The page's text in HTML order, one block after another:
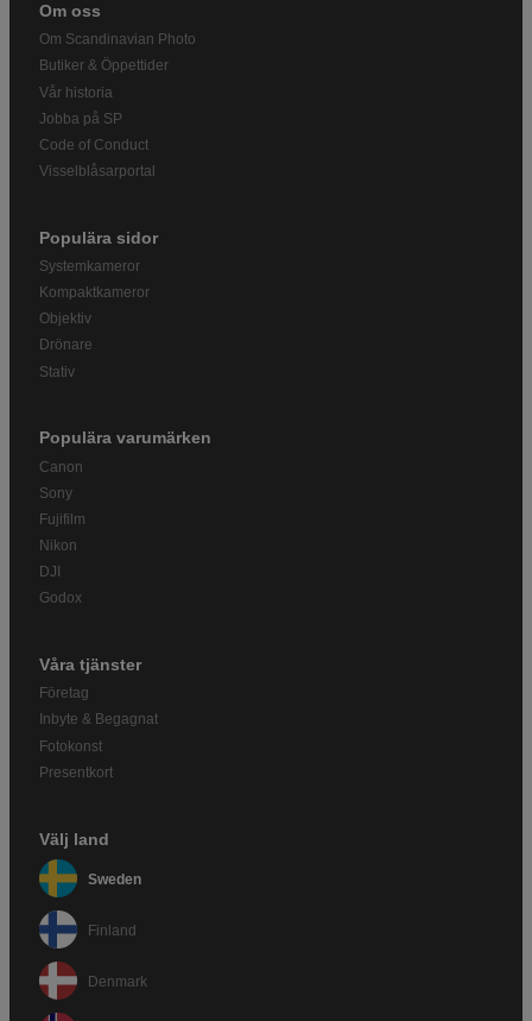
Om oss
Om Scandinavian Photo
Butiker & Öppettider
Vår historia
Jobba på SP
Code of Conduct
Visselblåsarportal
Populära sidor
Systemkameror
Kompaktkameror
Objektiv
Drönare
Stativ
Populära varumärken
Canon
Sony
Fujifilm
Nikon
DJI
Godox
Våra tjänster
Företag
Inbyte & Begagnat
Fotokonst
Presentkort
Välj land
Sweden
Finland
Denmark